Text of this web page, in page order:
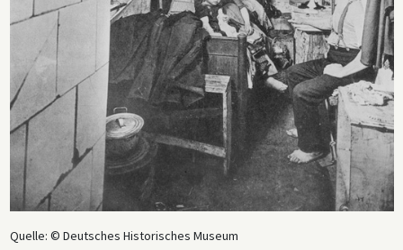
Quelle: © Deutsches Historisches Museum